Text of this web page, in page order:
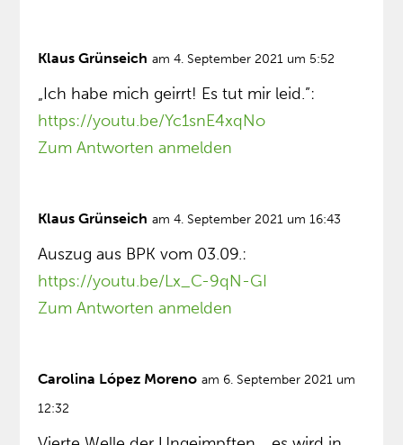
Klaus Grünseich am 4. September 2021 um 5:52
„Ich habe mich geirrt! Es tut mir leid.”:
https://youtu.be/Yc1snE4xqNo
Zum Antworten anmelden
Klaus Grünseich am 4. September 2021 um 16:43
Auszug aus BPK vom 03.09.:
https://youtu.be/Lx_C-9qN-GI
Zum Antworten anmelden
Carolina López Moreno am 6. September 2021 um
12:32